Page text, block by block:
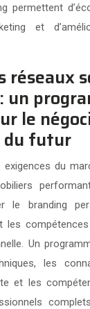
permettent
et
réseaux
le
du futur
exigences du
le branding
les
Un
les
et les